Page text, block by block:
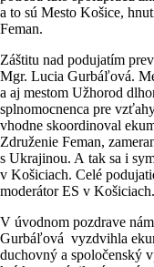
a to sú Mesto Košice,
Feman.
Záštitu nad podujatím
Mgr. Lucia Gurbáľová.
a aj mestom Užhorod
splnomocnenca pre
vhodne skoordinoval
Združenie Feman,
s Ukrajinou. A tak sa i
v Košiciach. Celé
moderátor ES v Košiciach.
V úvodnom pozdrave
Gurbáľová vyzdvihla
duchovný a spoločenský